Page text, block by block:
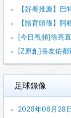
【好看推薦】巴
【體育頭條】阿
[今日視頻]徐亮
[Z原創]長友佑都辣
足球錄像
2026年06月28日